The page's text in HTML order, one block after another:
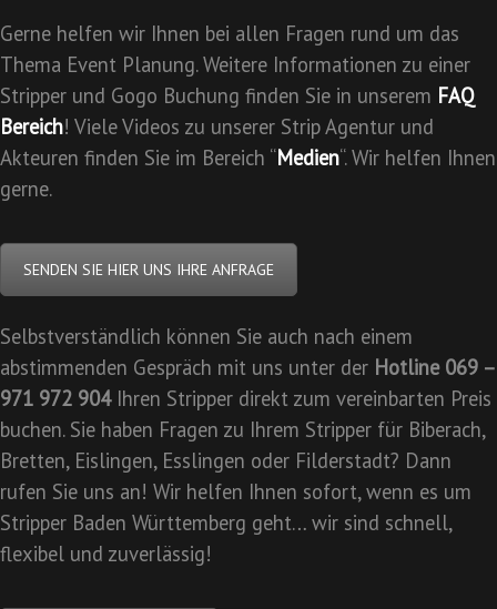
Gerne helfen wir Ihnen bei allen Fragen rund um das
Thema Event Planung. Weitere Informationen zu einer
Stripper und Gogo Buchung finden Sie in unserem FAQ
Bereich! Viele Videos zu unserer Strip Agentur und
Akteuren finden Sie im Bereich “Medien“. Wir helfen Ihnen
gerne.
SENDEN SIE HIER UNS IHRE ANFRAGE
Selbstverständlich können Sie auch nach einem
abstimmenden Gespräch mit uns unter der Hotline 069 –
971 972 904Ihren Stripper direkt zum vereinbarten Preis
buchen. Sie haben Fragen zu Ihrem Stripper für Biberach,
Bretten, Eislingen, Esslingen oder Filderstadt? Dann
rufen Sie uns an! Wir helfen Ihnen sofort, wenn es um
Stripper Baden Württemberg geht… wir sind schnell,
flexibel und zuverlässig!